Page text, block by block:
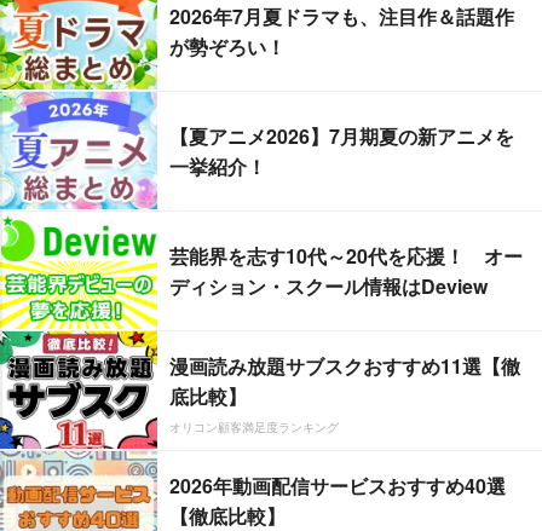
2026年7月夏ドラマも、注目作＆話題作
が勢ぞろい！
【夏アニメ2026】7月期夏の新アニメを
一挙紹介！
芸能界を志す10代～20代を応援！ オー
ディション・スクール情報はDeview
漫画読み放題サブスクおすすめ11選【徹
底比較】
オリコン顧客満足度ランキング
2026年動画配信サービスおすすめ40選
【徹底比較】